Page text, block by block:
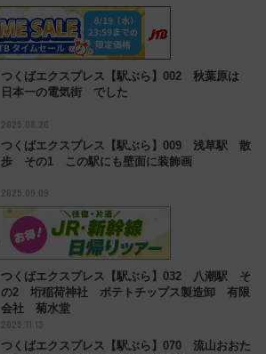
つくばエクスプレス【駅ぶら】002 秋葉原は
日本一の電気街 でした
2025.08.26
つくばエクスプレス【駅ぶら】009 浅草駅 散
歩 その1 この駅にも壁面に装飾画
2025.09.09
つくばエクスプレス【駅ぶら】032 八潮駅 そ
の2 垳稲荷神社 ポテトチップス製造卸 有限
会社 菊水堂
2025.11.13
つくばエクスプレス【駅ぶら】070 流山おおた